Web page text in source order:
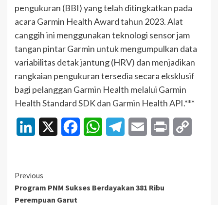
pengukuran (BBI) yang telah ditingkatkan pada
acara Garmin Health Award tahun 2023. Alat
canggih ini menggunakan teknologi sensor jam
tangan pintar Garmin untuk mengumpulkan data
variabilitas detak jantung (HRV) dan menjadikan
rangkaian pengukuran tersedia secara eksklusif
bagi pelanggan Garmin Health melalui Garmin
Health Standard SDK dan Garmin Health API.***
LinkedIn FacebookWhatsAppTelegramEmail Print
Continue
Reading
Previous
Program PNM Sukses Berdayakan 381 Ribu
Perempuan Garut